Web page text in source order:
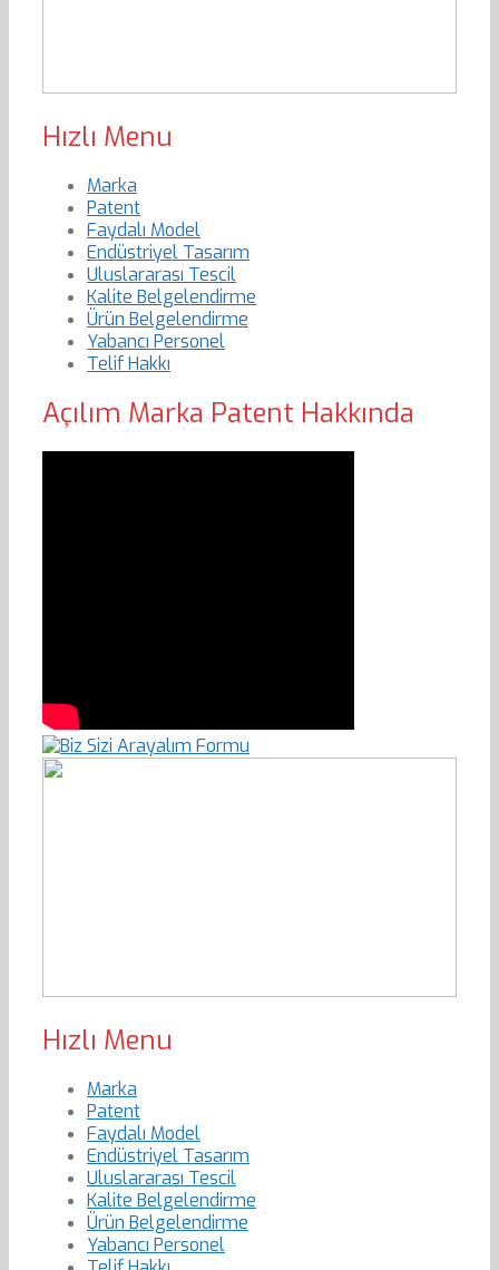
Hızlı Menu
Marka
Patent
Faydalı Model
Endüstriyel Tasarım
Uluslararası Tescil
Kalite Belgelendirme
Ürün Belgelendirme
Yabancı Personel
Telif Hakkı
Açılım Marka Patent Hakkında
Hızlı Menu
Marka
Patent
Faydalı Model
Endüstriyel Tasarım
Uluslararası Tescil
Kalite Belgelendirme
Ürün Belgelendirme
Yabancı Personel